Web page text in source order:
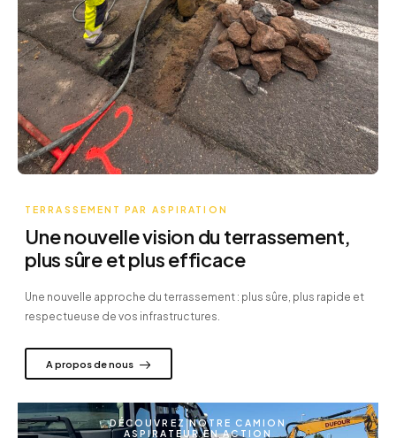
TERRASSEMENT PAR ASPIRATION
Une nouvelle vision du terrassement,
plus sûre et plus efficace
Une nouvelle approche du terrassement : plus sûre, plus rapide et
respectueuse de vos infrastructures.
A propos de nous
DÉCOUVREZ NOTRE CAMION
ASPIRATEUR EN ACTION